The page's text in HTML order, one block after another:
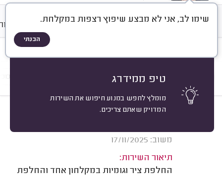
שימו לב, אני לא מבצע שיפוץ רצפות במקלחת.
הבנתי
טיפ ממידרג
מומלץ לחפש במנוע חיפוש את השירות
המדויק שאתם צריכים.
חוות דעת ממוצע גלריה
התקנות עבודות
סיימון פומפן, גבעתיים.
משוב: 17/11/2025
תיאור השירות:
החלפת ציר וגומיות במקלחון אחד והחלפת